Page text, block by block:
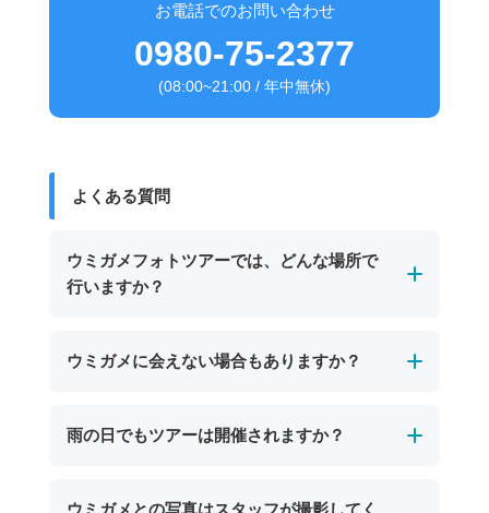
お電話でのお問い合わせ
0980-75-2377
(08:00~21:00 / 年中無休)
よくある質問
ウミガメフォトツアーでは、どんな場所で
行いますか？
基本的にビーチからエントリーできるポイント
初心者の方でも安心してご参加いただけます。
ウミガメに会えない場合もありますか？
自然の生き物のため必ず会えるとは限りませ
雨の日でもツアーは開催されますか？
シトシト雨の場合は催行します。海洋状況にう
ウミガメとの写真はスタッフが撮影してく